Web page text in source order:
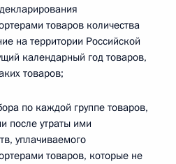
товаров количества
на территории Российской
календарный год товаров,
товаров;
по каждой группе товаров,
после утраты ими
уплачиваемого
товаров, которые не